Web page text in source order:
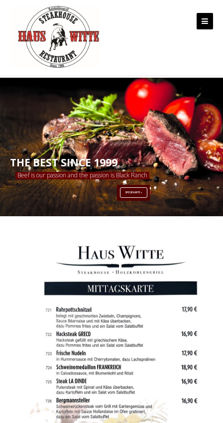
Skip to content
THE BEST SINCE 1999
Beef is our passion and the passion is Black Ranch
SPEISEKARTE »